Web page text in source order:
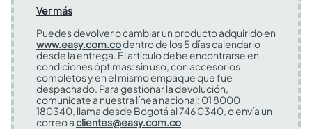
Ver más
Puedes devolver o cambiar un producto adquirido en
www.easy.com.codentro de los 5 días calendario
desde la entrega. El artículo debe encontrarse en
condiciones óptimas: sin uso, con accesorios
completos y en el mismo empaque que fue
despachado. Para gestionar la devolución,
comunícate a nuestra línea nacional: 01 8000
180340, llama desde Bogotá al 746 0340, o envía un
correo aclientes@easy.com.co.